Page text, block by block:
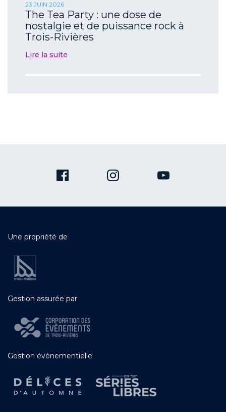
23 JUIN 2026
The Tea Party : une dose de
nostalgie et de puissance rock à
Trois-Rivières
Lire la suite
Une propriété de
Gestion assurée par
Gestion évènementielle